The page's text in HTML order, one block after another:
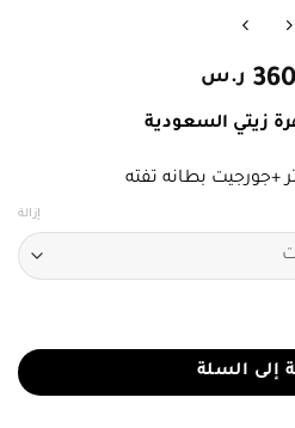
ر.س
زيتي السعودية
+جورجيت بطانه تفته
إزالة
منسدلة
إلى السلة